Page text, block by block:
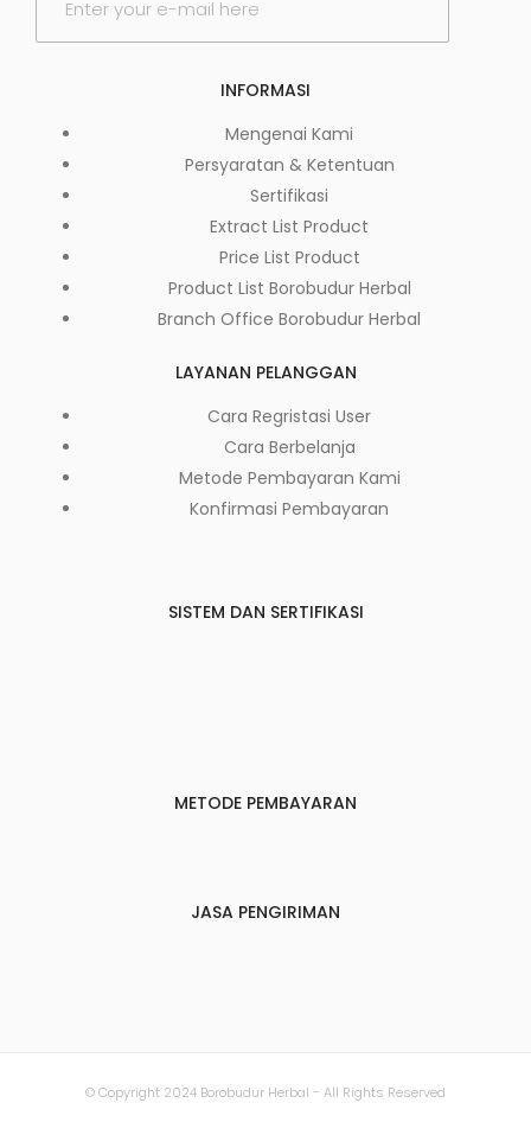
INFORMASI
Mengenai Kami
Persyaratan & Ketentuan
Sertifikasi
Extract List Product
Price List Product
Product List Borobudur Herbal
Branch Office Borobudur Herbal
LAYANAN PELANGGAN
Cara Regristasi User
Cara Berbelanja
Metode Pembayaran Kami
Konfirmasi Pembayaran
SISTEM DAN SERTIFIKASI
METODE PEMBAYARAN
JASA PENGIRIMAN
© Copyright 2024 Borobudur Herbal - All Rights Reserved